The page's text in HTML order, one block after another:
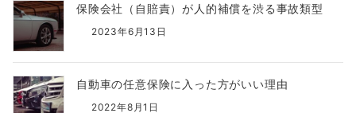
保険会社（自賠責）が人的補償を渋る事故類型
2023年6月13日
自動車の任意保険に入った方がいい理由
2022年8月1日